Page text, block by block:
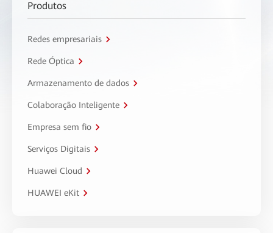
Produtos
Redes empresariais
Rede Óptica
Armazenamento de dados
Colaboração Inteligente
Empresa sem fio
Serviços Digitais
Huawei Cloud
HUAWEI eKit